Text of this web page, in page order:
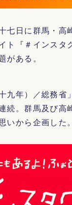
七日に群馬・高
ト『＃インス
がある。
九年）／総務
続。群馬及び
から企画した。